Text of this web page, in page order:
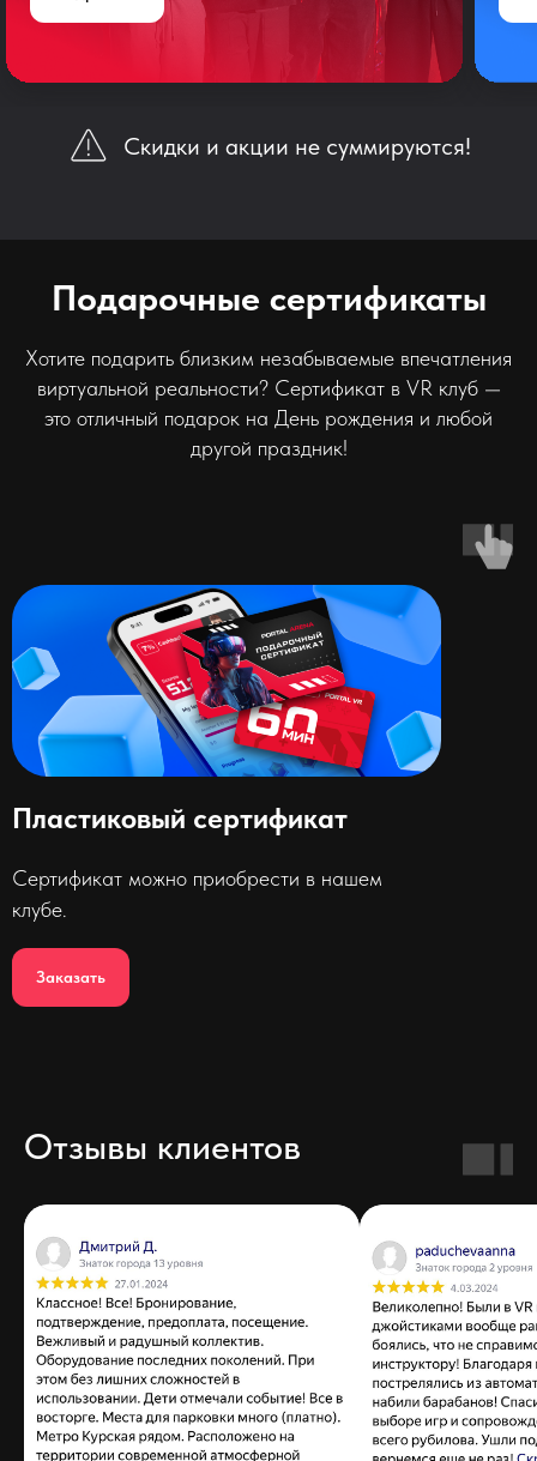
Скидки и акции не суммируются!
Подарочные сертификаты
Хотите подарить близким незабываемые впечатления
виртуальной реальности? Сертификат в VR клуб —
это отличный подарок на День рождения и любой
другой праздник!
Пластиковый сертификат
Сертификат можно приобрести в нашем
клубе.
Заказать
Отзывы клиентов